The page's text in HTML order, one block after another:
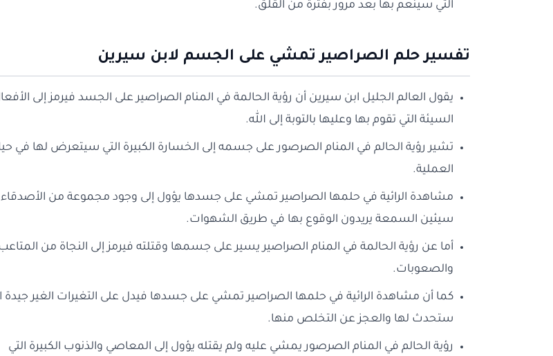
التي سينعم بها بعد مرور بفترة من القلق.
تفسير حلم الصراصير تمشي على الجسم لابن سيرين
يقول العالم الجليل ابن سيرين أن رؤية الحالمة في المنام الصراصير على الجسد فيرمز إلى
السيئة التي تقوم بها وعليها بالتوبة إلى الله.
تشير رؤية الحالم في المنام الصرصور على جسمه إلى الخسارة الكبيرة التي سيتعرض لها في
العملية.
مشاهدة الرائية في حلمها الصراصير تمشي على جسدها يؤول إلى وجود مجموعة من الأصدقاء
سيئين السمعة يريدون الوقوع بها في طريق الشهوات.
أما عن رؤية الحالمة في المنام الصراصير يسير على جسمها وقتلته فيرمز إلى النجاة من
والصعوبات.
كما أن مشاهدة الرائية في حلمها الصراصير تمشي على جسدها فيدل على التغيرات الغير جيدة
ستحدث لها والعجز عن التخلص منها.
رؤية الحالم في المنام الصرصور يمشي عليه ولم يقتله يؤول إلى المعاصي والذنوب الكبيرة التي